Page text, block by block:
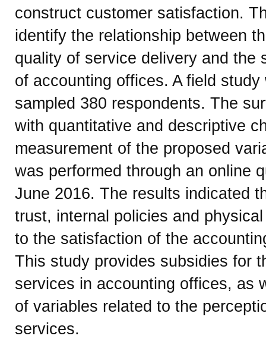
construct customer satisfaction.
identify the relationship between
quality of service delivery and the
of accounting offices. A field
sampled 380 respondents. The
with quantitative and descriptive
measurement of the proposed
was performed through an online
June 2016. The results indicated
trust, internal policies and
to the satisfaction of the
This study provides subsidies for
services in accounting offices, as
of variables related to the
services.